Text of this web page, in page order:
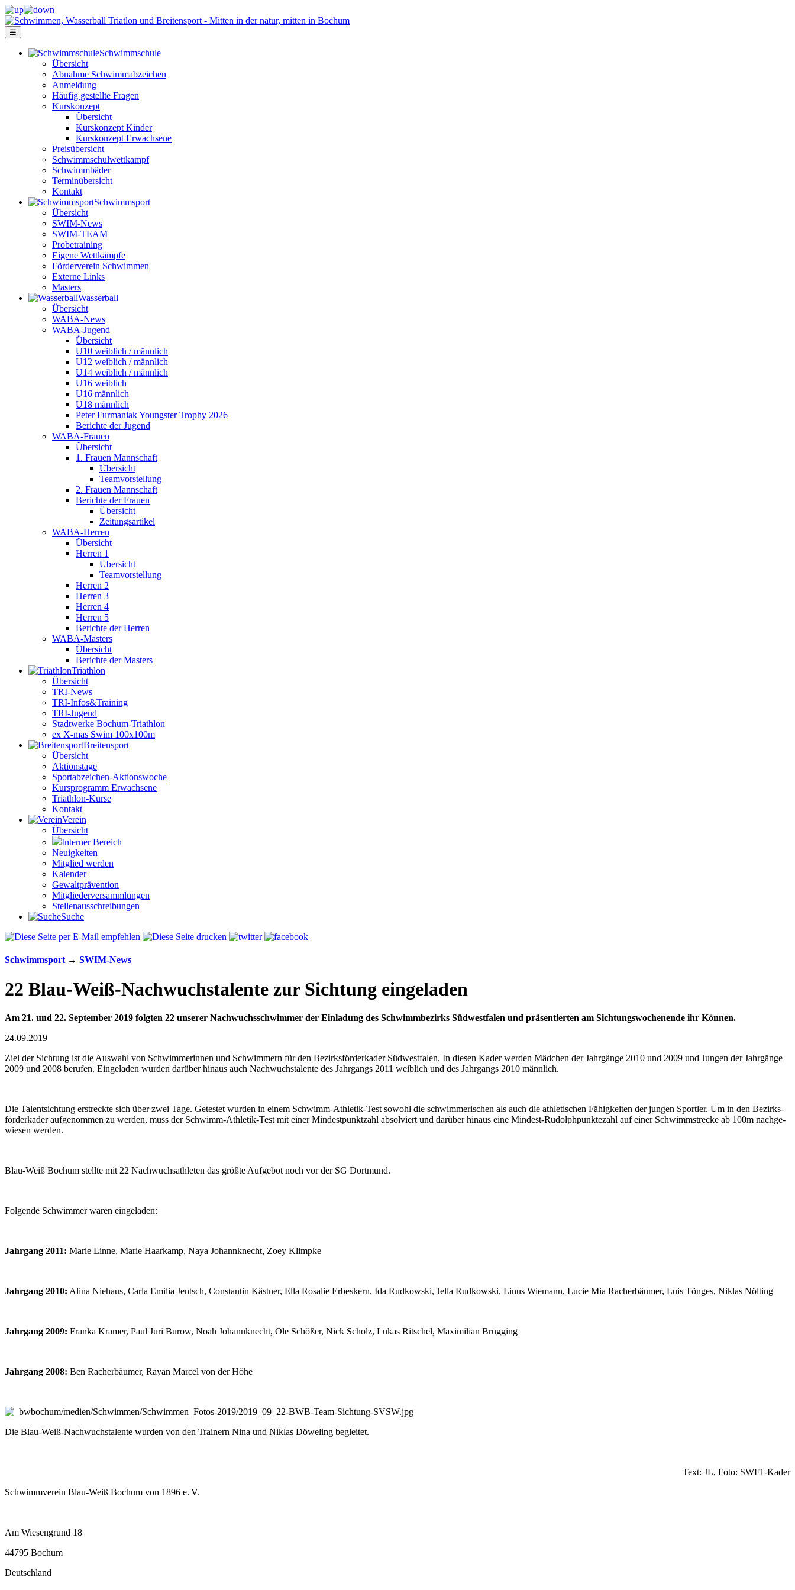
☰
Schwimm­schule
Übersicht
Ab­nah­me Schwimm­ab­zei­chen
Anmeldung
Häufig gestellte Fragen
Kurs­konzept
Übersicht
Kurskonzept Kinder
Kurskonzept Erwachsene
Preis­über­sicht
Schwimm­schul­wett­kampf
Schwimm­bäder
Terminübersicht
Kontakt
Schwimm­sport
Übersicht
SWIM-News
SWIM-TEAM
Probe­training
Eigene Wettkämpfe
Förderverein Schwimmen
Externe Links
Masters
Wasser­ball
Übersicht
WABA-News
WABA-Jugend
Übersicht
U10 weiblich / männlich
U12 weiblich / männlich
U14 weiblich / männlich
U16 weiblich
U16 männlich
U18 männlich
Peter Furmaniak Youngster Trophy 2026
Berichte der Jugend
WABA-Frauen
Übersicht
1. Frauen Mannschaft
Übersicht
Teamvorstellung
2. Frauen Mannschaft
Berichte der Frauen
Übersicht
Zeitungsartikel
WABA-Herren
Übersicht
Herren 1
Übersicht
Teamvorstellung
Herren 2
Herren 3
Herren 4
Herren 5
Berichte der Herren
WABA-Masters
Übersicht
Berichte der Masters
Triathlon
Übersicht
TRI-News
TRI-Infos&Training
TRI-Jugend
Stadtwerke Bochum-Triathlon
ex X-mas Swim 100x100m
Breiten­sport
Übersicht
Aktionstage
Sportabzeichen-Aktionswoche
Kursprogramm Erwachsene
Triathlon-Kurse
Kontakt
Verein
Übersicht
Interner Bereich
Neuigkeiten
Mitglied werden
Kalender
Gewaltprävention
Mitglieder­versammlungen
Stellen­aus­schrei­bungen
Suche
Schwimm­sport → SWIM-News
22 Blau-Weiß-Nach­wuchs­talente zur Sichtung ein­ge­laden
Am 21. und 22. September 2019 folgten 22 unserer Nach­wuchs­schwimmer der Ein­ladung des Schwimm­bezirks Süd­westfalen und präsentierten am Sichtungs­wochen­ende ihr Können.
24.09.2019
Ziel der Sichtung ist die Aus­wahl von Schwimmerinnen und Schwimmern für den Bezirks­förder­kader Süd­westfalen. In diesen Kader werden Mädchen der Jahr­gänge 2010 und 2009 und Jungen der Jahr­gänge
2009 und 2008 berufen. Ein­ge­laden wurden darüber hinaus auch Nach­wuchs­talente des Jahr­gangs 2011 weib­lich und des Jahr­gangs 2010 männ­lich.
Die Talent­sichtung erstreckte sich über zwei Tage. Getestet wurden in einem Schwimm-Athletik-Test sowohl die schwim­me­rischen als auch die athle­tischen Fähig­keiten der jungen Sportler. Um in den Bezirks­
förder­kader auf­ge­nommen zu werden, muss der Schwimm-Athletik-Test mit einer Mindest­punkt­zahl ab­solviert und darüber hinaus eine Mindest-Rudolph­punkte­zahl auf einer Schwimm­strecke ab 100m nach­ge­
wiesen werden.
Blau-Weiß Bochum stellte mit 22 Nach­wuchs­athleten das größte Aufgebot noch vor der SG Dortmund.
Folgende Schwimmer waren eingeladen:
Jahrgang 2011: Marie Linne, Marie Haar­kamp, Naya Johann­knecht, Zoey Klimpke
Jahrgang 2010: Alina Niehaus, Carla Emilia Jentsch, Constantin Kästner, Ella Rosalie Erbes­kern, Ida Rud­kowski, Jella Rud­kowski, Linus Wie­mann, Lucie Mia Racher­bäumer, Luis Tönges, Niklas Nölting
Jahrgang 2009: Franka Kramer, Paul Juri Burow, Noah Johann­knecht, Ole Schößer, Nick Scholz, Lukas Ritschel, Maximilian Brügging
Jahrgang 2008: Ben Racher­bäumer, Rayan Marcel von der Höhe
Die Blau-Weiß-Nach­wuchs­talente wurden von den Trainern Nina und Niklas Döweling begleitet.
Text: JL, Foto: SWF1-Kader
Schwimmverein Blau-Weiß Bochum von 1896 e. V.
Am Wiesengrund 18
44795 Bochum
Deutschland